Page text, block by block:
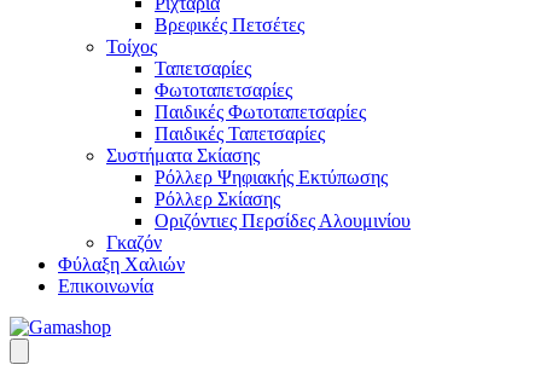
Βρεφικές Πετσέτες
Τοίχος
Ταπετσαρίες
Φωτοταπετσαρίες
Παιδικές Φωτοταπετσαρίες
Παιδικές Ταπετσαρίες
Συστήματα Σκίασης
Ρόλλερ Ψηφιακής Εκτύπωσης
Ρόλλερ Σκίασης
Οριζόντιες Περσίδες Αλουμινίου
Γκαζόν
Φύλαξη Χαλιών
Επικοινωνία